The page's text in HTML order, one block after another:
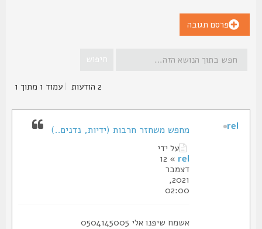
פרסם תגובה
|עמוד1מתוך1
מחפש משחזר חרבות (ידיות, נדנים..)
על ידי
» 12
דצמבר
2021,
02:00
אשמח שיפנו אלי 0504145005